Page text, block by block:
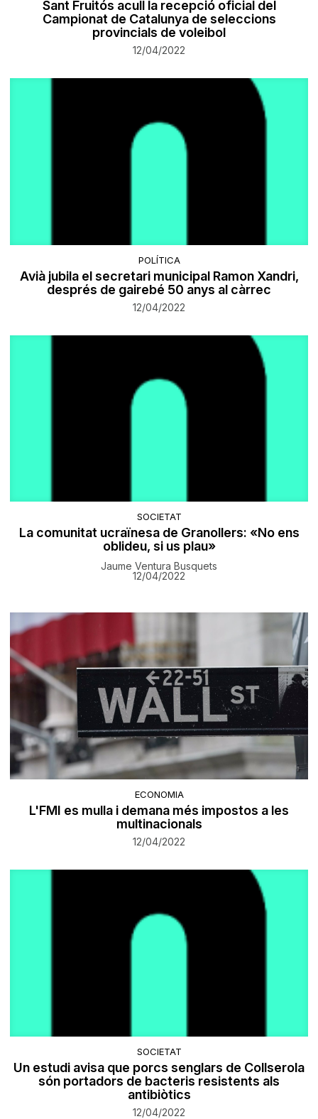
Sant Fruitós acull la recepció oficial del
Campionat de Catalunya de seleccions
provincials de voleibol
12/04/2022
POLÍTICA
Avià jubila el secretari municipal Ramon Xandri,
després de gairebé 50 anys al càrrec
12/04/2022
SOCIETAT
​La comunitat ucraïnesa de Granollers: «No ens
oblideu, si us plau»
Jaume Ventura Busquets
12/04/2022
ECONOMIA
L'FMI es mulla i demana més impostos a les
multinacionals
12/04/2022
SOCIETAT
Un estudi avisa que porcs senglars de Collserola
són portadors de bacteris resistents als
antibiòtics
12/04/2022